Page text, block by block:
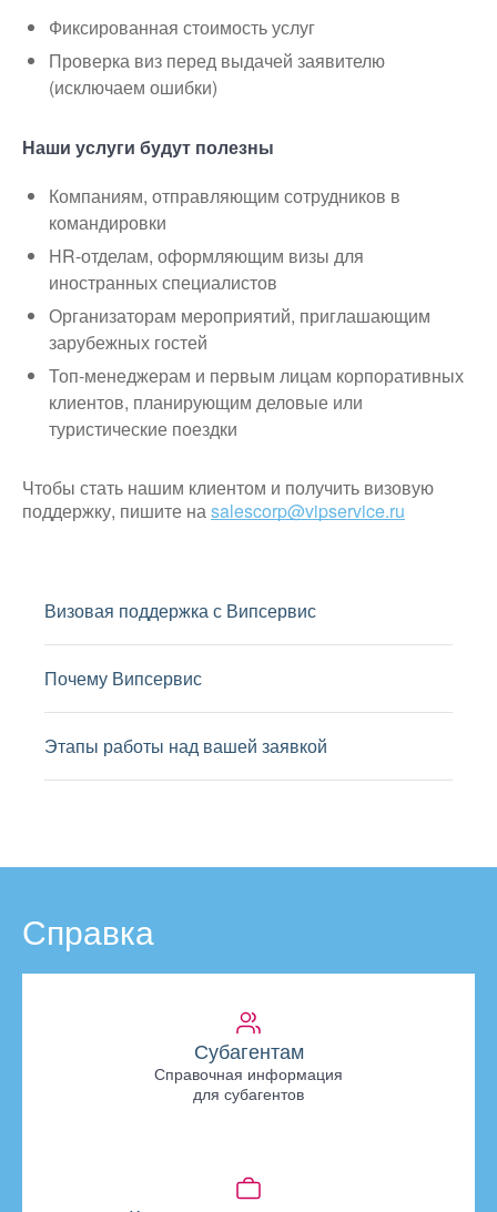
Фиксированная стоимость услуг
Проверка виз перед выдачей заявителю
(исключаем ошибки)
Наши услуги будут полезны
Компаниям, отправляющим сотрудников в
командировки
HR-отделам, оформляющим визы для
иностранных специалистов
Организаторам мероприятий, приглашающим
зарубежных гостей
Топ-менеджерам и первым лицам корпоративных
клиентов, планирующим деловые или
туристические поездки
Чтобы стать нашим клиентом и получить визовую
поддержку, пишите наsalescorp@vipservice.ru
Визовая поддержка с Випсервис
Почему Випсервис
Этапы работы над вашей заявкой
Справка
Субагентам
Справочная информация
для субагентов